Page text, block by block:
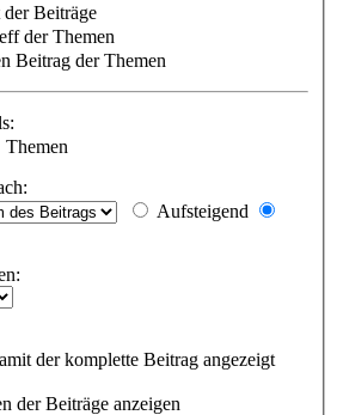
Beiträge
der Themen
Beitrag der Themen
Themen
Aufsteigend
der komplette Beitrag angezeigt
der Beiträge anzeigen